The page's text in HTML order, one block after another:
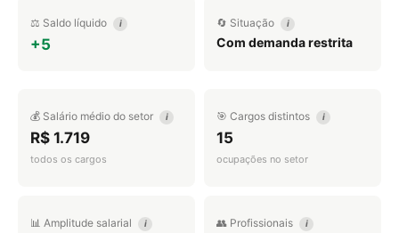
⚖️ Saldo líquido i
+5
🔄 Situação i
Com demanda restrita
💰 Salário médio do setor i
R$ 1.719
todos os cargos
🎯 Cargos distintos i
15
ocupações no setor
📊 Amplitude salarial i 👥 Profissionais i